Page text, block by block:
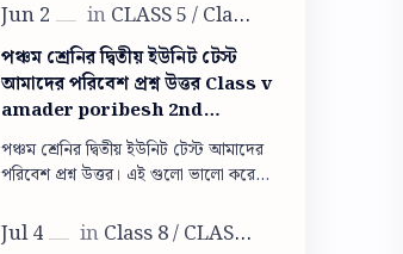
পঞ্চম শ্রেনির দ্বিতীয় ইউনিট টেস্ট
আমাদের পরিবেশ প্রশ্ন উত্তর Class v
amader poribesh 2nd
summative question answer
পঞ্চম শ্রেনির দ্বিতীয় ইউনিট টেস্ট আমাদের
পরিবেশ প্রশ্ন উত্তর। এই গুলো ভালো করে
পারবে। পঞ্চম শ্রেনির দ্বিতী…